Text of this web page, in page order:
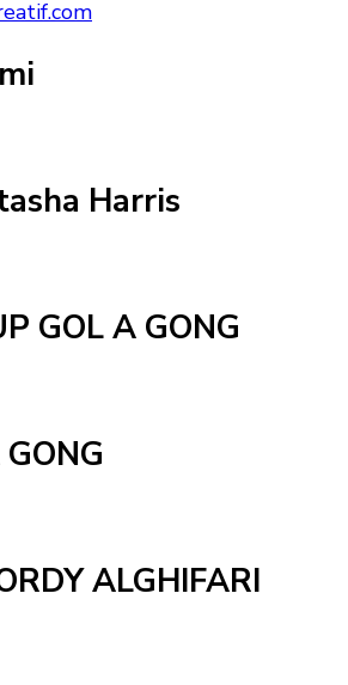
Harris
GOL A GONG
ALGHIFARI